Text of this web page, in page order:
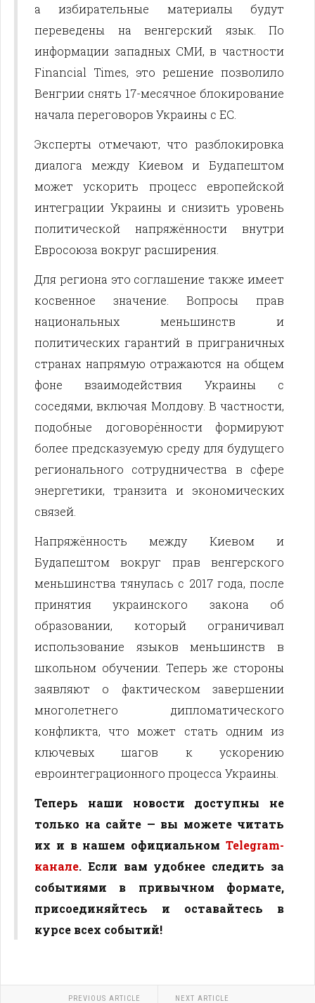
а избирательные материалы будут
переведены на венгерский язык. По
информации западных СМИ, в частности
Financial Times, это решение позволило
Венгрии снять 17-месячное блокирование
начала переговоров Украины с ЕС.
Эксперты отмечают, что разблокировка
диалога между Киевом и Будапештом
может ускорить процесс европейской
интеграции Украины и снизить уровень
политической напряжённости внутри
Евросоюза вокруг расширения.
Для региона это соглашение также имеет
косвенное значение. Вопросы прав
национальных меньшинств и
политических гарантий в приграничных
странах напрямую отражаются на общем
фоне взаимодействия Украины с
соседями, включая Молдову. В частности,
подобные договорённости формируют
более предсказуемую среду для будущего
регионального сотрудничества в сфере
энергетики, транзита и экономических
связей.
Напряжённость между Киевом и
Будапештом вокруг прав венгерского
меньшинства тянулась с 2017 года, после
принятия украинского закона об
образовании, который ограничивал
использование языков меньшинств в
школьном обучении. Теперь же стороны
заявляют о фактическом завершении
многолетнего дипломатического
конфликта, что может стать одним из
ключевых шагов к ускорению
евроинтеграционного процесса Украины.
Теперь наши новости доступны не
только на сайте — вы можете читать
их и в нашем официальном Telegram-
канале. Если вам удобнее следить за
событиями в привычном формате,
присоединяйтесь и оставайтесь в
курсе всех событий!
PREVIOUS ARTICLE NEXT ARTICLE